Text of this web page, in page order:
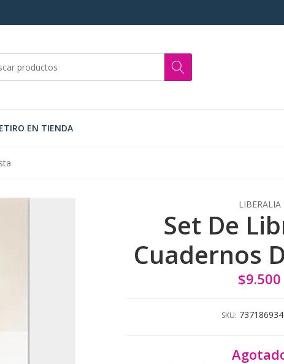
EN TIENDA
LIBERALIA
Set De
Cuadernos
$9.500
SKU: